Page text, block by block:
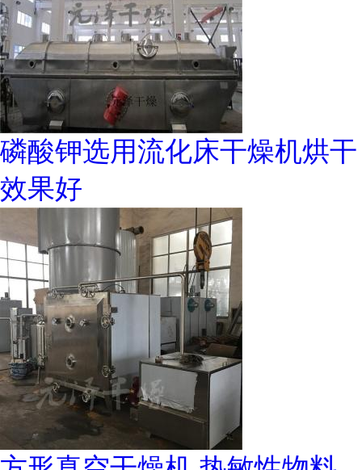
磷酸钾选用流化床干燥机烘干
效果好